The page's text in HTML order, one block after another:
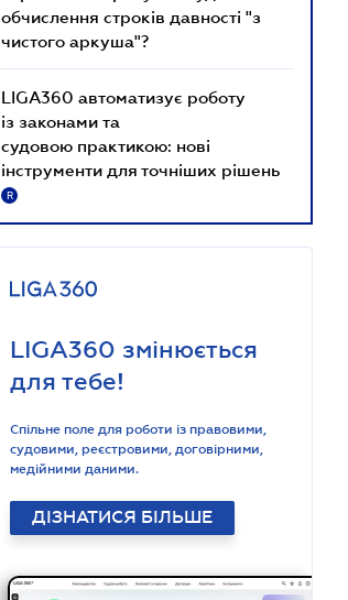
обчислення строків давності "з
чистого аркуша"?
LIGA360 автоматизує роботу
із законами та
судовою практикою: нові
інструменти для точніших рішень
R
LIGA360 змінюється
для тебе!
Спільне поле для роботи із правовими,
судовими, реєстровими, договірними,
медійними даними.
ДІЗНАТИСЯ БІЛЬШЕ